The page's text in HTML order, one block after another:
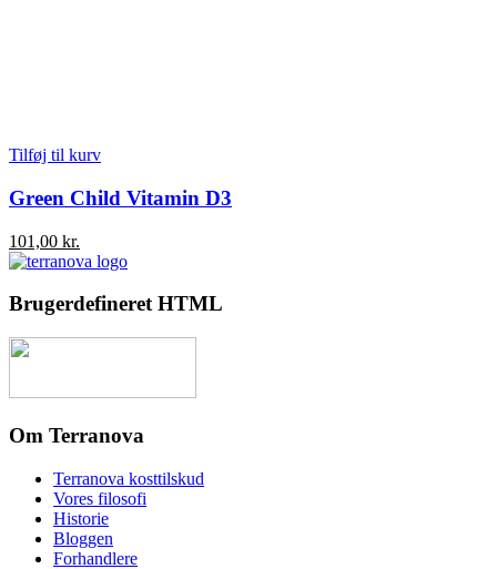
Tilføj til kurv
Green Child Vitamin D3
101,00 kr.
Brugerdefineret HTML
Om Terranova
Terranova kosttilskud
Vores filosofi
Historie
Bloggen
Forhandlere